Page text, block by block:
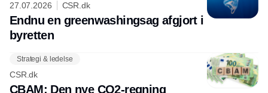
27.07.2026 CSR.dk
Endnu en greenwashingsag afgjort i
byretten
Strategi & ledelse
CSR.dk
CBAM: Den nye CO2-regning